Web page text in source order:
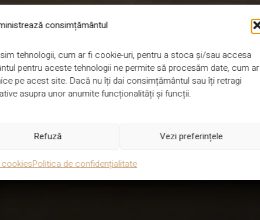
consimțământul
tehnologii, cum ar fi cookie-uri, pentru a stoca și/sau accesa
pentru aceste tehnologii ne permite să procesăm date, cum ar
pe acest site. Dacă nu îți dai consimțământul sau îți retragi
asupra unor anumite funcționalități și funcții.
Refuză Vezi preferințele
Politica de confidențialitate